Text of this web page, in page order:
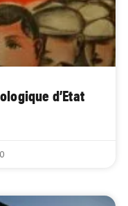
d’Etat